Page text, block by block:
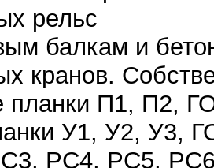
рельс
балкам и
кранов.
П1, П2,
У1, У2, У3,
РС4, РС5,